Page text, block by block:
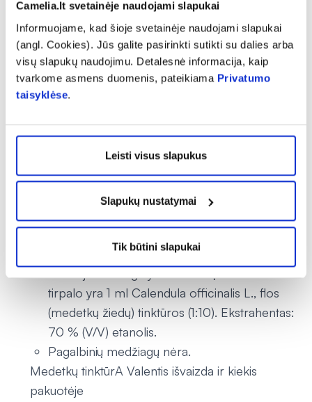
Camelia.lt svetainėje naudojami slapukai
Informuojame, kad šioje svetainėje naudojami slapukai
(angl. Cookies). Jūs galite pasirinkti sutikti su dalies arba
visų slapukų naudojimu. Detalesnė informacija, kaip
tvarkome asmens duomenis, pateikiama Privatumo
taisyklėse.
Leisti visus slapukus
Slapukų nustatymai
Tik būtini slapukai
apsaugotas nuo šviesos.
Buteliuką laikyti sandarų.
Ant buteliuko etiketės ir dėžutės po „Tinka iki“
nurodytam tinkamumo laikui pasibaigus, šio vaisto
paskutinės nurodyto mėnesio dienos.
Vaistų negalima išmesti į kanalizaciją arba su
buitinėmis atliekomis. Kaip išmesti nereikalingus
vaistus, klauskite vaistininko. Šios priemonės
Medetkų tinktūrA Valentis sudėtis
tirpalo yra 1 ml Calendula officinalis L., flos
(medetkų žiedų) tinktūros (1:10). Ekstrahentas:
70 % (V/V) etanolis.
Pagalbinių medžiagų nėra.
Medetkų tinktūrA Valentis išvaizda ir kiekis
pakuotėje